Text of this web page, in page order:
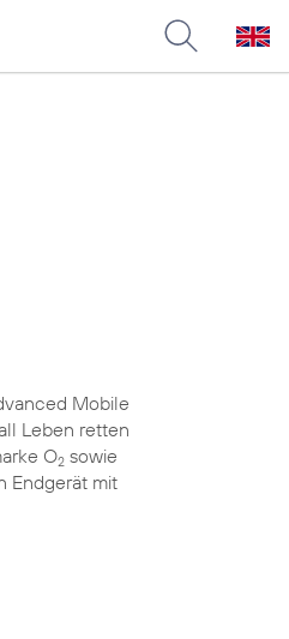
Mobile
Leben retten
O2 sowie
Endgerät mit